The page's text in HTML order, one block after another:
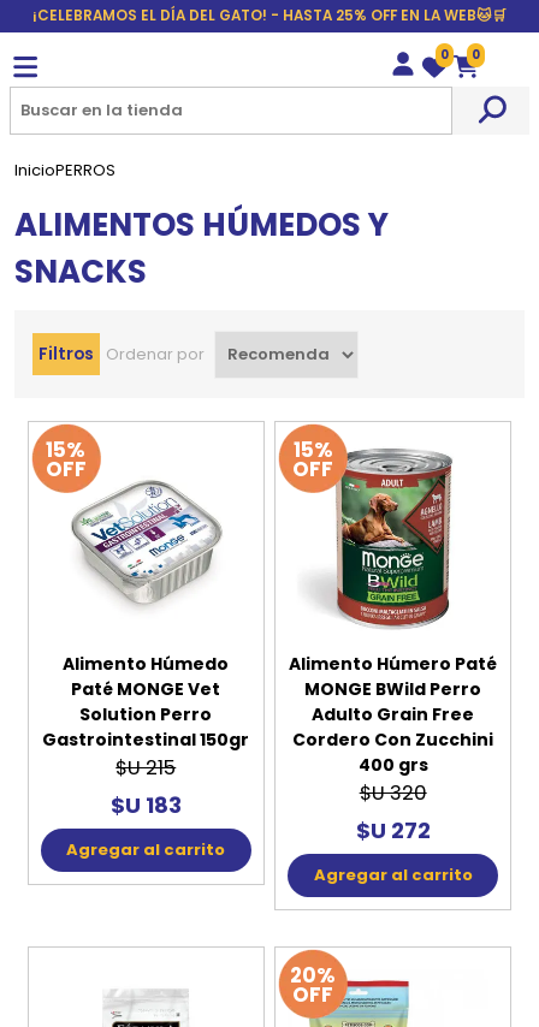
¡CELEBRAMOS EL DÍA DEL GATO! - HASTA 25% OFF EN LA WEB🐱🛒
Wishlist
0
Carrito
0
InicioPERROS
ALIMENTOS HÚMEDOS Y
SNACKS
Filtros Ordenar por
15%
OFF
Alimento Húmedo
Paté MONGE Vet
Solution Perro
Gastrointestinal 150gr
$U 215
$U 183
Agregar al carrito
15%
OFF
Alimento Húmero Paté
MONGE BWild Perro
Adulto Grain Free
Cordero Con Zucchini
400 grs
$U 320
$U 272
Agregar al carrito
20%
OFF